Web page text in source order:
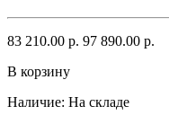
83 210.00 р. 97 890.00 р.
В корзину
Наличие: На складе